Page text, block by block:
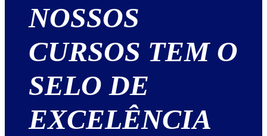
NOSSOS
CURSOS TEM O
SELO DE
EXCELÊNCIA